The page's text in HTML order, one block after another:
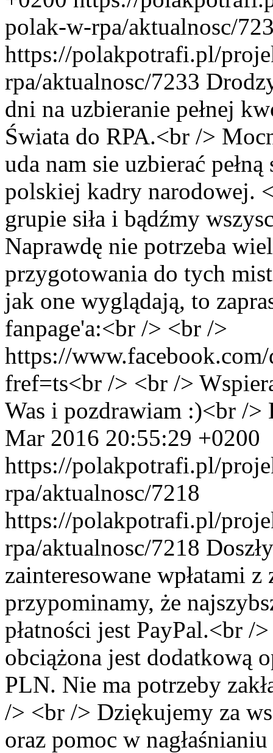
polak-w-rpa/aktualnosc/
https://polakpotrafi.pl/
rpa/aktualnosc/7233
dni na uzbieranie pełnej
Świata do RPA.<br />
uda nam sie uzbierać
polskiej kadry narodowej.
grupie siła i bądźmy
Naprawdę nie potrzeba
przygotowania do tych
jak one wyglądają, to
fanpage'a:<br /> <br />
https://
fref=ts<br /> <br />
Was i pozdrawiam :)<br /
Mar 2016 20:55:29 +0200
https://polakpotrafi.pl/
rpa/aktualnosc/7218
https://polakpotrafi.pl/
rpa/aktualnosc/7218
zainteresowane wpłatami
przypominamy, że
płatności jest PayPal.<br /
obciążona jest dodatkową
PLN. Nie ma potrzeby
/> <br /> Dziękujemy za
oraz pomoc w